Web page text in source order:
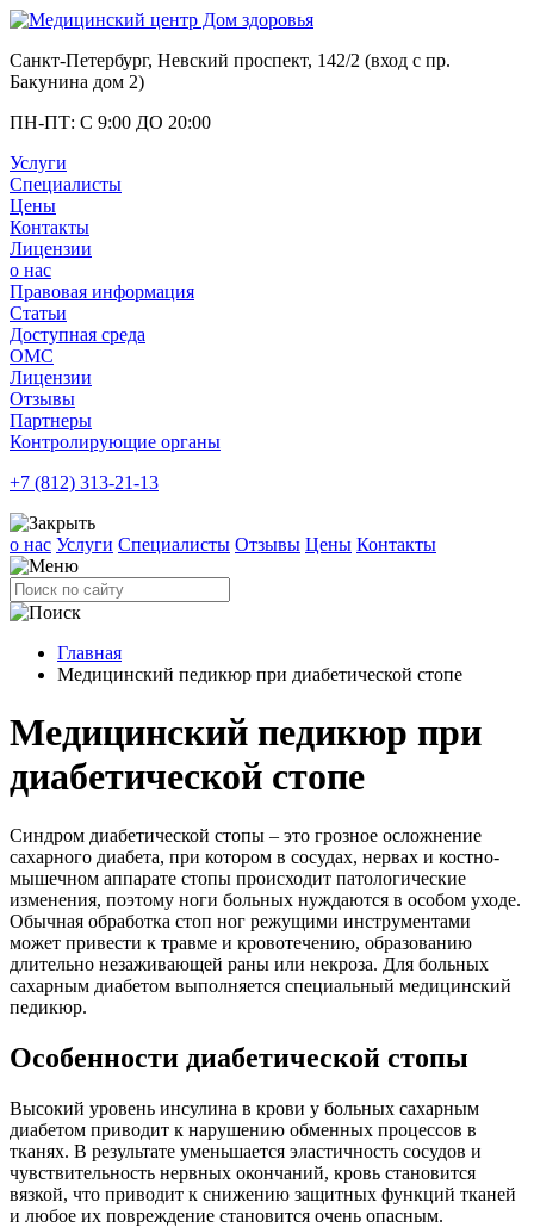
Санкт-Петербург, Невский проспект, 142/2 (вход с пр.
Бакунина дом 2)
ПН-ПТ: С 9:00 ДО 20:00
Услуги
Специалисты
Цены
Контакты
Лицензии
о нас
Правовая информация
Статьи
Доступная среда
ОМС
Лицензии
Отзывы
Партнеры
Контролирующие органы
+7 (812) 313-21-13
о нас Услуги Специалисты Отзывы Цены Контакты
Главная
Медицинский педикюр при диабетической стопе
Медицинский педикюр при
диабетической стопе
Синдром диабетической стопы – это грозное осложнение
сахарного диабета, при котором в сосудах, нервах и костно-
мышечном аппарате стопы происходит патологические
изменения, поэтому ноги больных нуждаются в особом уходе.
Обычная обработка стоп ног режущими инструментами
может привести к травме и кровотечению, образованию
длительно незаживающей раны или некроза. Для больных
сахарным диабетом выполняется специальный медицинский
педикюр.
Особенности диабетической стопы
Высокий уровень инсулина в крови у больных сахарным
диабетом приводит к нарушению обменных процессов в
тканях. В результате уменьшается эластичность сосудов и
чувствительность нервных окончаний, кровь становится
вязкой, что приводит к снижению защитных функций тканей
и любое их повреждение становится очень опасным.